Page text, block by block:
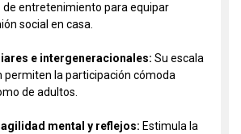
de entretenimiento para equipar
social en casa.
e intergeneracionales: Su escala
permiten la participación cómoda
de adultos.
mental y reflejos: Estimula la